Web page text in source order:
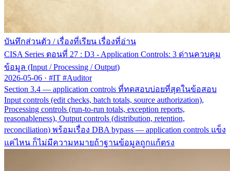
บันทึกส่วนตัว / เรื่องที่เรียน เรื่องที่อ่าน
CISA Series ตอนที่ 27 : D3 - Application Controls: 3 ด่านควบคุม
ข้อมูล (Input / Processing / Output)
2026-05-06 · #IT #Auditor
Section 3.4 — application controls ที่ทดสอบบ่อยที่สุดในข้อสอบ
Input controls (edit checks, batch totals, source authorization),
Processing controls (run-to-run totals, exception reports,
reasonableness), Output controls (distribution, retention,
reconciliation) พร้อมเรื่อง DBA bypass — application controls แข็ง
แค่ไหน ก็ไม่มีความหมายถ้าฐานข้อมูลถูกแก้ตรง